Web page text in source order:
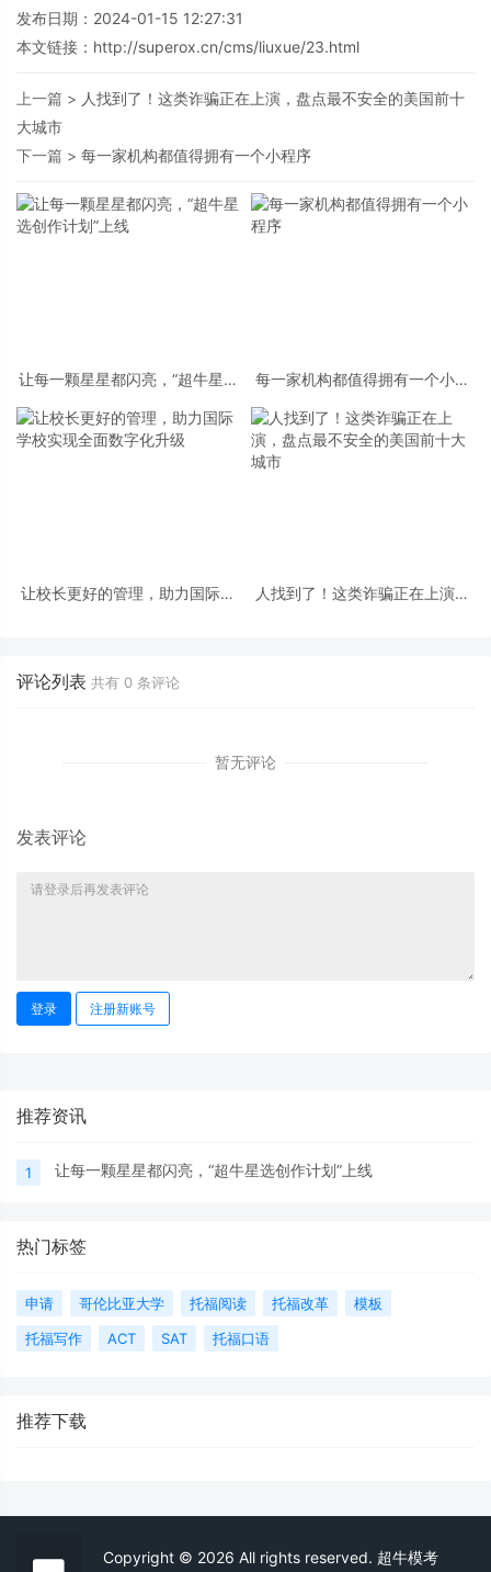
发布日期：2024-01-15 12:27:31
本文链接： http://superox.cn/cms/liuxue/23.html
上一篇 > 人找到了！这类诈骗正在上演，盘点最不安全的美国前十
大城市
下一篇 > 每一家机构都值得拥有一个小程序
让每一颗星星都闪亮，“超牛星选
每一家机构都值得拥有一个小程
让校长更好的管理，助力国际学
人找到了！这类诈骗正在上演，
评论列表 共有 0 条评论
暂无评论
发表评论
登录 注册新账号
推荐资讯
1 让每一颗星星都闪亮，“超牛星选创作计划”上线
热门标签
申请 哥伦比亚大学 托福阅读 托福改革
模板
托福写作
ACT SAT 托福口语
推荐下载
Copyright © 2026 All rights reserved. 超牛模考